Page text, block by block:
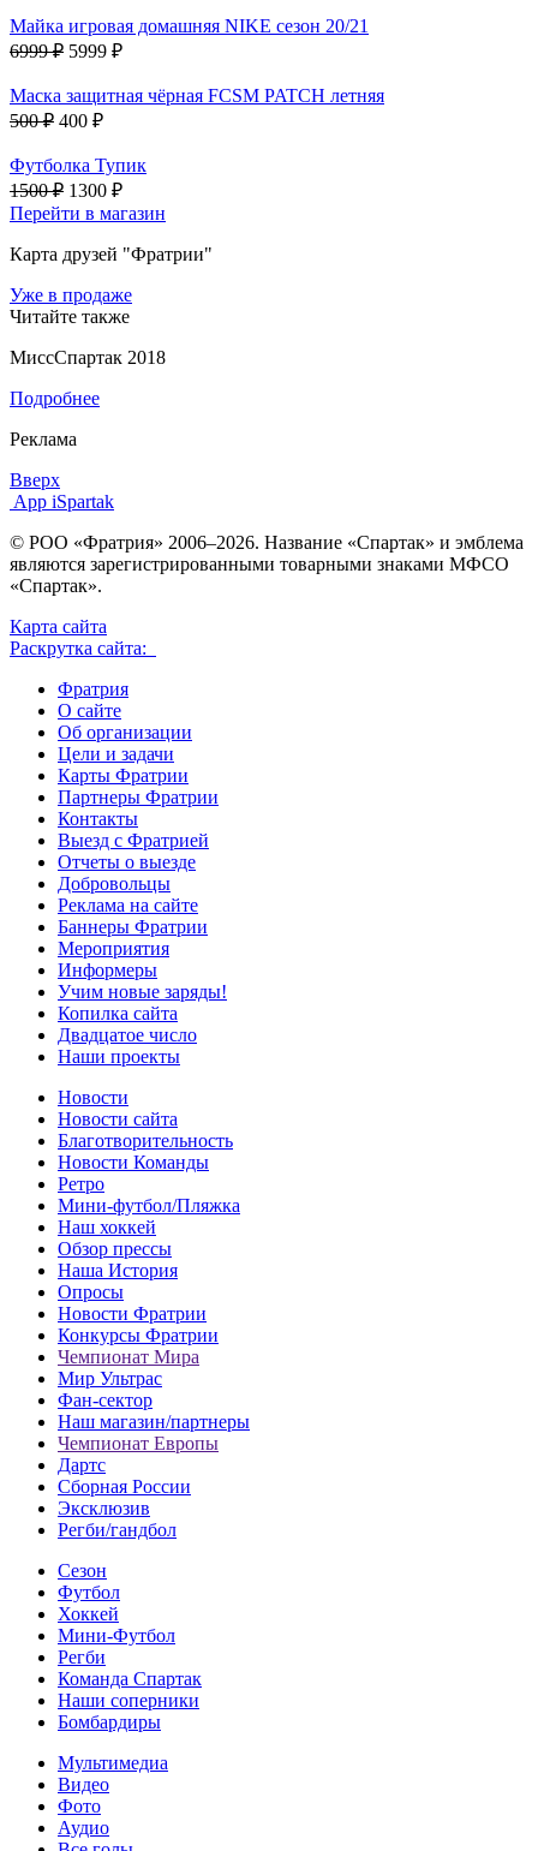
Майка игровая домашняя NIKE сезон 20/21
6999 ₽ 5999 ₽
Маска защитная чёрная FCSM PATCH летняя
500 ₽ 400 ₽
Футболка Тупик
1500 ₽ 1300 ₽
Перейти в магазин
Карта друзей "Фратрии"
Уже в продаже
Читайте также
МиссСпартак 2018
Подробнее
Реклама
Вверх
App iSpartak
© РОО «Фратрия» 2006–2026. Название «Спартак» и эмблема
являются зарегистрированными товарными знаками МФСО
«Спартак».
Карта сайта
Раскрутка сайта:
Фратрия
О сайте
Об организации
Цели и задачи
Карты Фратрии
Партнеры Фратрии
Контакты
Выезд с Фратрией
Отчеты о выезде
Добровольцы
Реклама на сайте
Баннеры Фратрии
Мероприятия
Информеры
Учим новые заряды!
Копилка сайта
Двадцатое число
Наши проекты
Новости
Новости сайта
Благотворительность
Новости Команды
Ретро
Мини-футбол/Пляжка
Наш хоккей
Обзор прессы
Наша История
Опросы
Новости Фратрии
Конкурсы Фратрии
Чемпионат Мира
Мир Ультрас
Фан-cектор
Наш магазин/партнеры
Чемпионат Европы
Дартс
Сборная России
Эксклюзив
Регби/гандбол
Сезон
Футбол
Хоккей
Мини-Футбол
Регби
Команда Спартак
Наши соперники
Бомбардиры
Мультимедиа
Видео
Фото
Аудио